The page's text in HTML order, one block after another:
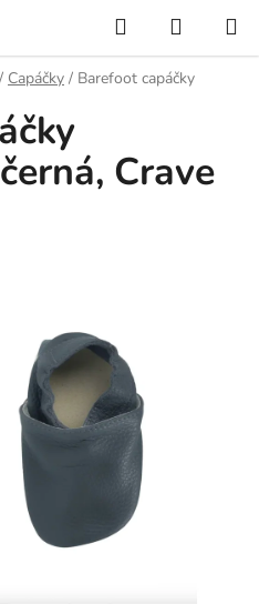
Hledat
KOŠÍK
/ Capáčky / Barefoot capáčky
Crave